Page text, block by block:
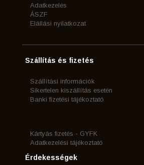
Adatkezelés
ÁSZF
Elállási nyilatkozat
Szállítás és fizetés
Szállítási információk
Sikertelen kiszállítás esetén
Banki fizetési tájékoztató
Kártyás fizetés - GYFK
Adatkezelési tájékoztató
Érdekességek